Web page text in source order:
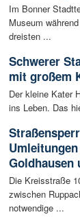
Im Bonner
Museum
dreisten ...
Schwerer
mit großem
Der kleine Kater
ins Leben. Das
Goldhausen
Die Kreisstraße
zwischen
notwendige ...